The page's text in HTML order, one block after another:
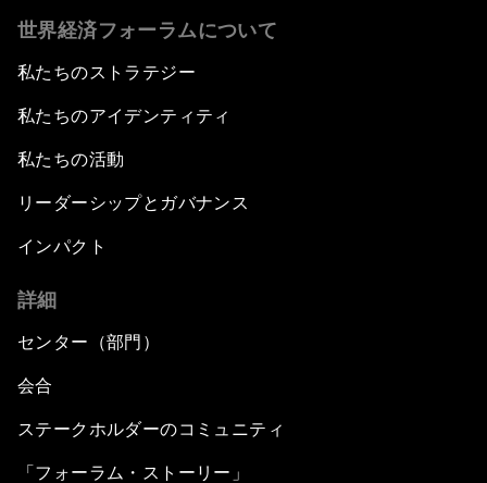
世界経済フォーラムについて
私たちのストラテジー
私たちのアイデンティティ
私たちの活動
リーダーシップとガバナンス
インパクト
詳細
センター（部門）
会合
ステークホルダーのコミュニティ
「フォーラム・ストーリー」